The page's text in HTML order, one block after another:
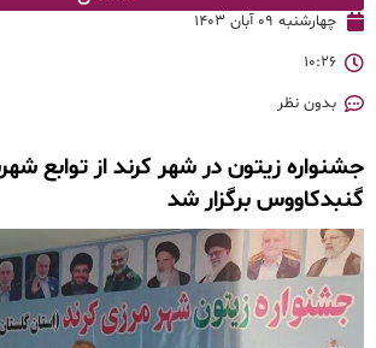
چهارشنبه ۰۹ آبان ۱۴۰۳
۱۰:۲۶
بدون نظر
جشنواره زیتون در شهر کرند از توابع
گنبدکاووس برگزار شد